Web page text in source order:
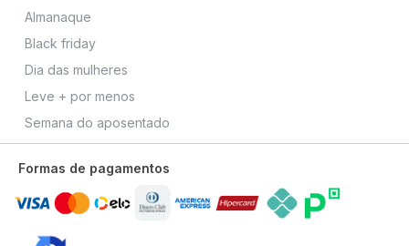
Almanaque
Black friday
Dia das mulheres
Leve + por menos
Semana do aposentado
Formas de pagamentos